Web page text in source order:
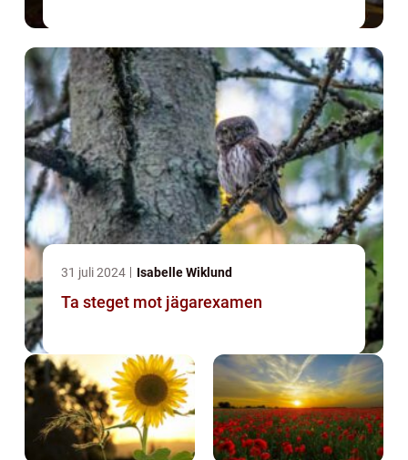
31 juli 2024 Isabelle Wiklund
Ta steget mot jägarexamen